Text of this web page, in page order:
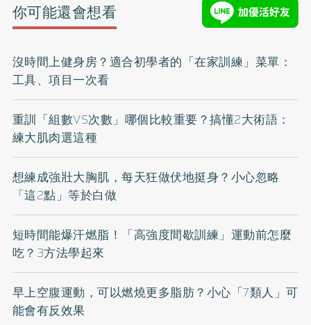
你可能還會想看
沒時間上健身房？適合初學者的「在家訓練」菜單：
工具、項目一次看
重訓「組數VS次數」哪個比較重要？搞懂2大術語：
練大肌肉選這種
想練成強壯大胸肌，每天狂做伏地挺身？小心忽略
「這2點」等於白做
短時間能爆汗燃脂！「高強度間歇訓練」運動前怎麼
吃？3方法學起來
早上空腹運動，可以燃燒更多脂肪？小心「7類人」可
能會有反效果